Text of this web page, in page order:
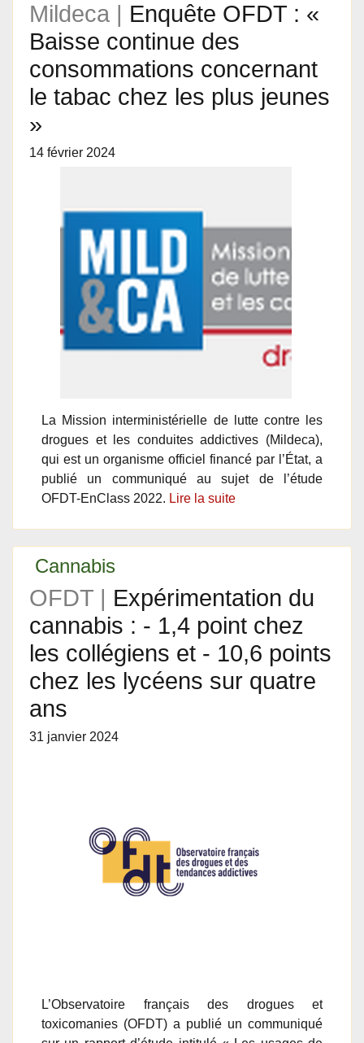
Mildeca | Enquête OFDT : «
Baisse continue des
consommations concernant
le tabac chez les plus jeunes
»
14 février 2024
La Mission interministérielle de lutte contre les
drogues et les conduites addictives (Mildeca),
qui est un organisme officiel financé par l’État, a
publié un communiqué au sujet de l’étude
OFDT-EnClass 2022. Lire la suite
Cannabis
OFDT | Expérimentation du
cannabis : - 1,4 point chez
les collégiens et - 10,6 points
chez les lycéens sur quatre
ans
31 janvier 2024
L’Observatoire français des drogues et
toxicomanies (OFDT) a publié un communiqué